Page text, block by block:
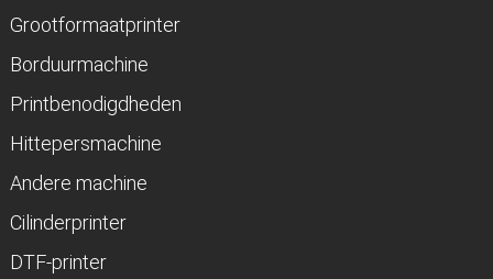
Grootformaatprinter
Borduurmachine
Printbenodigdheden
Hittepersmachine
Andere machine
Cilinderprinter
DTF-printer